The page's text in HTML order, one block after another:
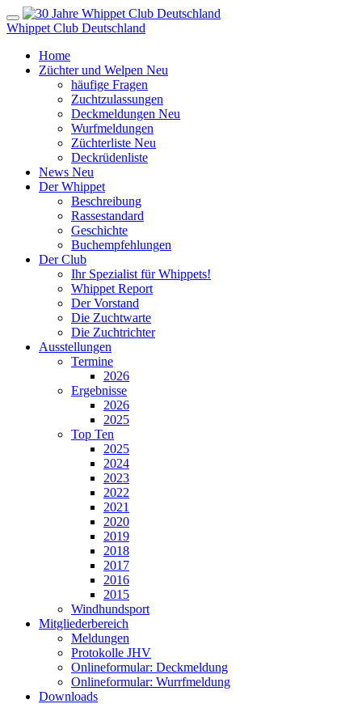
Whippet Club Deutschland
Home
Züchter und Welpen Neu
häufige Fragen
Zuchtzulassungen
Deckmeldungen Neu
Wurfmeldungen
Züchterliste Neu
Deckrüdenliste
News Neu
Der Whippet
Beschreibung
Rassestandard
Geschichte
Buchempfehlungen
Der Club
Ihr Spezialist für Whippets!
Whippet Report
Der Vorstand
Die Zuchtwarte
Die Zuchtrichter
Ausstellungen
Termine
2026
Ergebnisse
2026
2025
Top Ten
2025
2024
2023
2022
2021
2020
2019
2018
2017
2016
2015
Windhundsport
Mitgliederbereich
Meldungen
Protokolle JHV
Onlineformular: Deckmeldung
Onlineformular: Wurrfmeldung
Downloads